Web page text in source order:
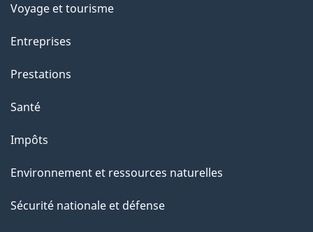
Voyage et tourisme
Entreprises
Prestations
Santé
Impôts
Environnement et ressources naturelles
Sécurité nationale et défense